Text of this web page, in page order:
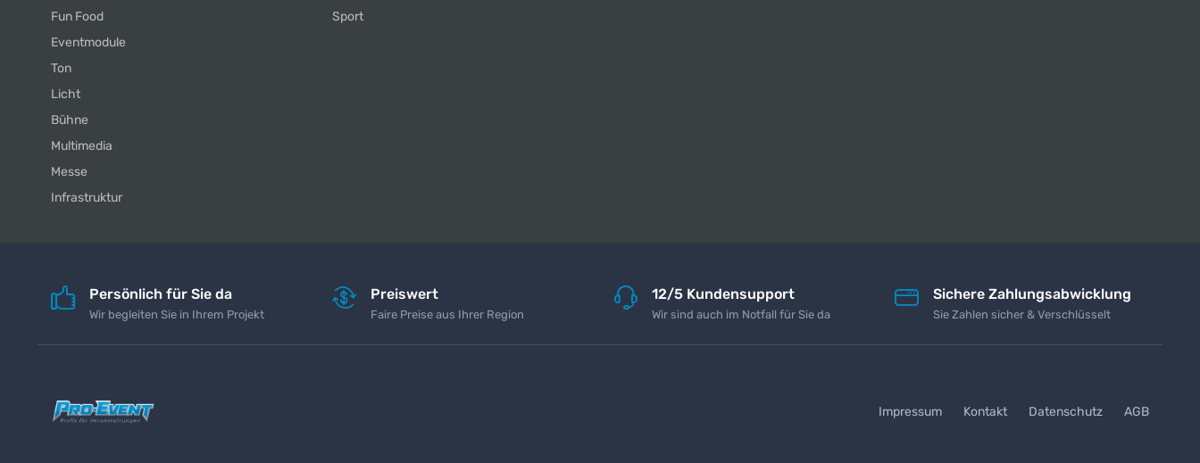
Fun Food
Eventmodule
Ton
Licht
Bühne
Multimedia
Messe
Infrastruktur
Sport
Persönlich für Sie da
Wir begleiten Sie in Ihrem Projekt
Preiswert
Faire Preise aus Ihrer Region
12/5 Kundensupport
Wir sind auch im Notfall für Sie da
Sichere Zahlungsabwicklung
Sie Zahlen sicher & Verschlüsselt
Impressum Kontakt Datenschutz AGB